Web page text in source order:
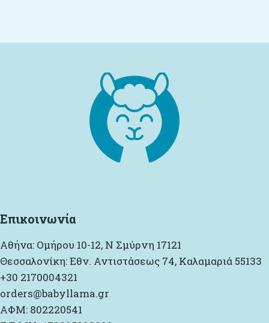
Επικοινωνία
Αθήνα: Ομήρου 10-12, Ν Σμύρνη 17121
Θεσσαλονίκη: Εθν. Αντιστάσεως 74, Καλαμαριά 55133
+30 2170004321
orders@babyllama.gr
ΑΦΜ: 802220541